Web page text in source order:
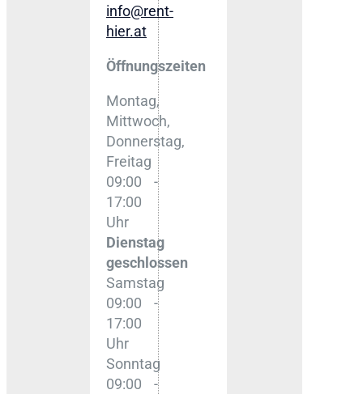
info@rent-
hier.at
Öffnungszeiten
Montag,
Mittwoch,
Donnerstag,
Freitag
09:00 -
17:00
Uhr
Dienstag
geschlossen
Samstag
09:00 -
17:00
Uhr
Sonntag
09:00 -